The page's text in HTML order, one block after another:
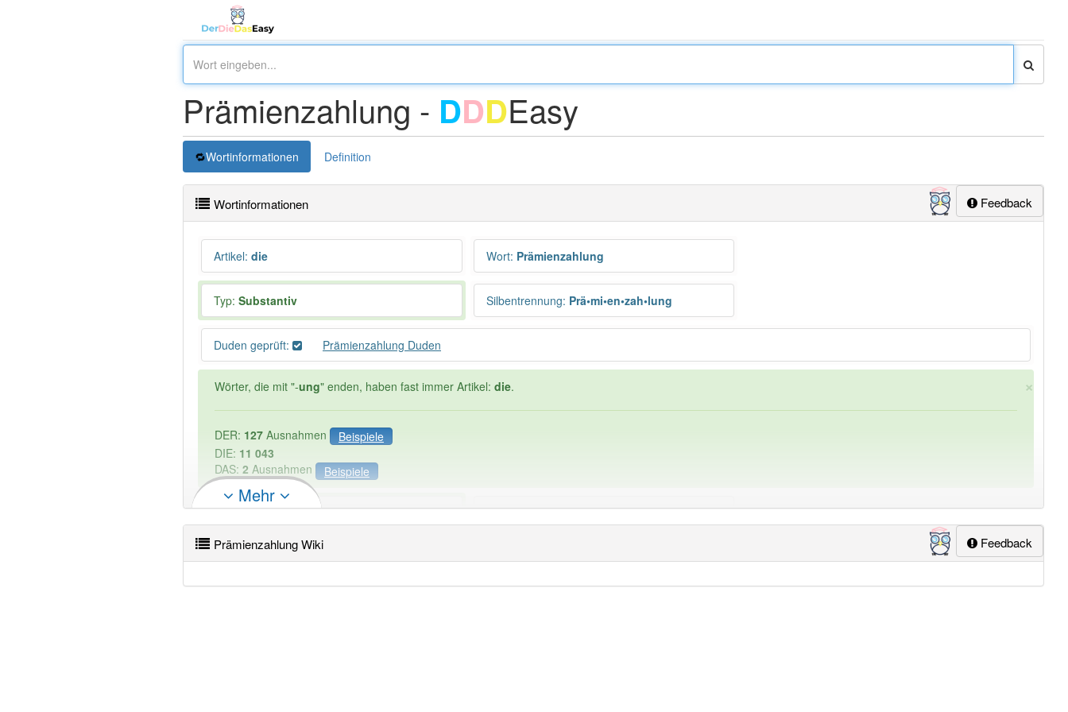
Prämienzahlung - DDDEasy
Wortinformationen Definition
Feedback
Wortinformationen
Artikel: die Wort: Prämienzahlung
Typ: Substantiv Silbentrennung: Prä•mi•en•zah•lung
Duden geprüft: Prämienzahlung Duden
×
Wörter, die mit "-ung" enden, haben fast immer Artikel: die.
DER: 127 Ausnahmen
Beispiele
DIE: 11 043
DAS: 2 Ausnahmen Beispiele
PowerIndex:3 Häufigkeit: 4 von 10
Wörter mit Endung aber mit einem anderen Artikeldie:
Mehr
Feedback
Prämienzahlung Wiki